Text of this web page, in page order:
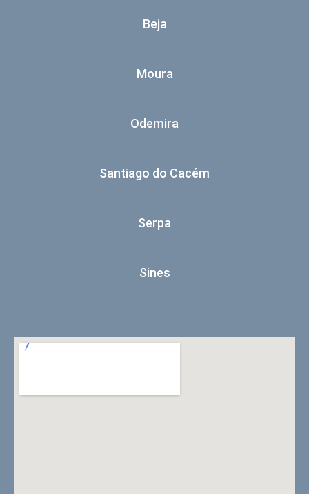
Beja
Moura
Odemira
Santiago do Cacém
Serpa
Sines